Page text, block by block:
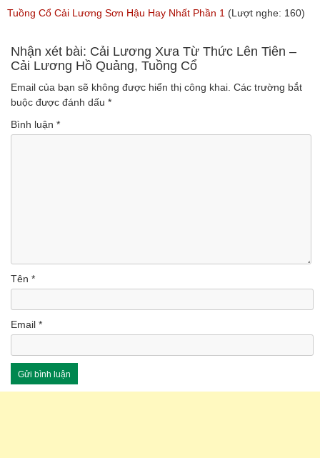
(Lượt nghe: 228)
Cải Lương Hồ Quảng
(Lượt nghe: 157)
Tuồng Cổ Cải Lương Sơn Hậu Hay Nhất Phần 1 (Lượt nghe: 160)
Nhận xét bài: Cải Lương Xưa Từ Thức Lên Tiên –
Cải Lương Hồ Quảng, Tuồng Cổ
Email của bạn sẽ không được hiển thị công khai. Các trường bắt
buộc được đánh dấu *
Bình luận *
Tên *
Email *